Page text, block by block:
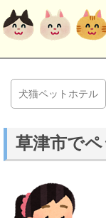
犬猫ペットホテル
草津市で